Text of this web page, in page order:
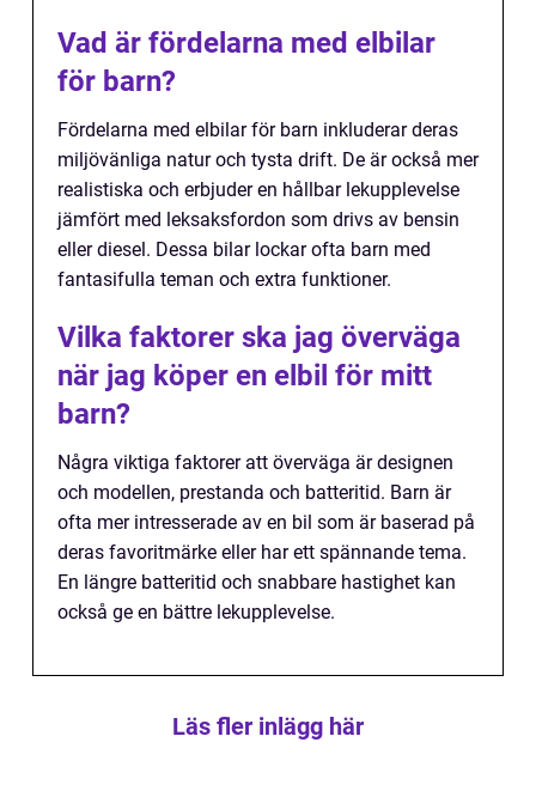
Vad är fördelarna med elbilar
för barn?
Fördelarna med elbilar för barn inkluderar deras
miljövänliga natur och tysta drift. De är också mer
realistiska och erbjuder en hållbar lekupplevelse
jämfört med leksaksfordon som drivs av bensin
eller diesel. Dessa bilar lockar ofta barn med
fantasifulla teman och extra funktioner.
Vilka faktorer ska jag överväga
när jag köper en elbil för mitt
barn?
Några viktiga faktorer att överväga är designen
och modellen, prestanda och batteritid. Barn är
ofta mer intresserade av en bil som är baserad på
deras favoritmärke eller har ett spännande tema.
En längre batteritid och snabbare hastighet kan
också ge en bättre lekupplevelse.
Läs fler inlägg här